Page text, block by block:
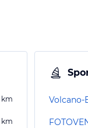
km
km
Volcano-